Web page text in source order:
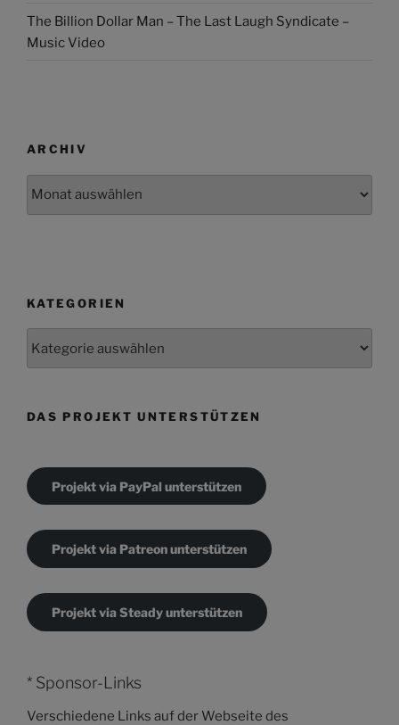
The Billion Dollar Man – The Last Laugh Syndicate –
Music Video
ARCHIV
KATEGORIEN
DAS PROJEKT UNTERSTÜTZEN
Projekt via PayPal unterstützen
Projekt via Patreon unterstützen
Projekt via Steady unterstützen
* Sponsor-Links
Verschiedene Links auf der Webseite des